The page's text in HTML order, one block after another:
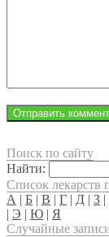
Поиск по сайту
Найти:
Список лекарств
А | Б | В | Г | Д | З |
| Э | Ю | Я
Случайные